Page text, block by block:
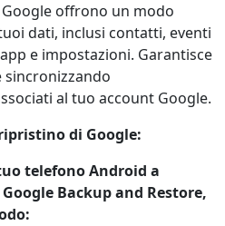
offrono un modo
dati, inclusi contatti, eventi
e impostazioni. Garantisce
al tuo account Google.
di Google:
telefono Android a
Backup and Restore,
lingua